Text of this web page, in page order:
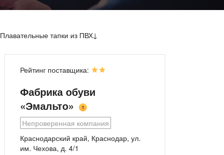
Плавательные тапки из ПВХ
Рейтинг поставщика:
Фабрика обуви
«Эмальто»
1
Непроверенная компания
Краснодарский край, Краснодар, ул.
им. Чехова, д. 4/1